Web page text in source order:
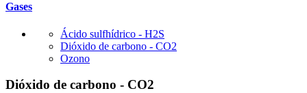
Gases
Ácido sulfhídrico - H2S
Dióxido de carbono - CO2
Ozono
Dióxido de carbono - CO2